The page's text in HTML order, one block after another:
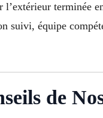
l’extérieur terminée
suivi, équipe
de